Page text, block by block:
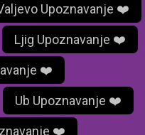
Upoznavanje ❤️
Ljig Upoznavanje ❤️
❤️
Ub Upoznavanje ❤️
❤️